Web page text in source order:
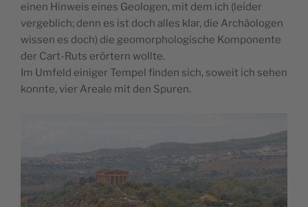
einen Hinweis eines Geologen, mit dem ich (leider
vergeblich; denn es ist doch alles klar, die Archäologen
wissen es doch) die geomorphologische Komponente
der Cart-Ruts erörtern wollte.
Im Umfeld einiger Tempel finden sich, soweit ich sehen
konnte, vier Areale mit den Spuren.